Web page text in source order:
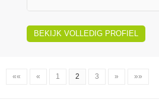
BEKIJK VOLLEDIG PROFIEL
«« « 1 2 3 » »»